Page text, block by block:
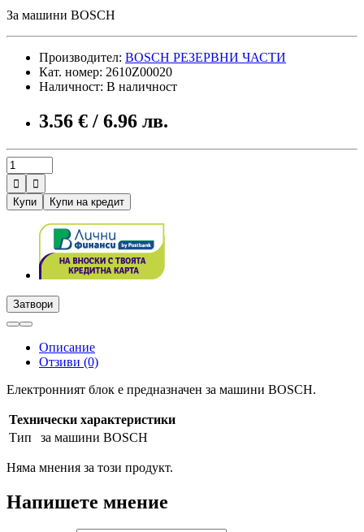
За машини BOSCH
Производител: BOSCH РЕЗЕРВНИ ЧАСТИ
Кат. номер: 2610Z00020
Наличност: В наличност
3.56 € / 6.96 лв.


Купи
Купи на кредит
Затвори
Описание
Отзиви (0)
Електронният блок е предназначен за машини BOSCH.
Технически характеристики
Тип
за машини BOSCH
Няма мнения за този продукт.
Напишете мнение